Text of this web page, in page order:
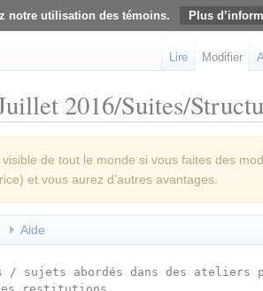
notre utilisation des témoins. Plus
2016/Suites/
de tout le monde si vous faites des
et vous aurez d’autres avantages.
Aide
Lire Modifier